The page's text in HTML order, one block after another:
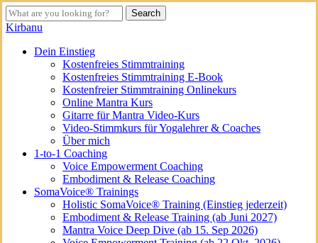
Skip
to
main
content
Search
Close
Kirbanu
search
Menu
Dein Einstieg
Kostenfreies Stimmtraining
Kostenfreies Stimmtraining E-Book
Kostenfreier Stimmtraining Onlinekurs
Online Mantra Kurs
Gitarre für Mantra Video-Kurs
Video-Stimmkurs für Yogalehrer & Coaches
Über mich
1-to-1 Coaching
Voice Empowerment Coaching
Embodiment & Release Coaching
SomaVoice® Trainings
Holistic SomaVoice® Training (Einstieg jederzeit)
Embodiment & Release Training (ab Juni 2027)
Mantra Voice Deep Dive (ab 15. Sep 2026)